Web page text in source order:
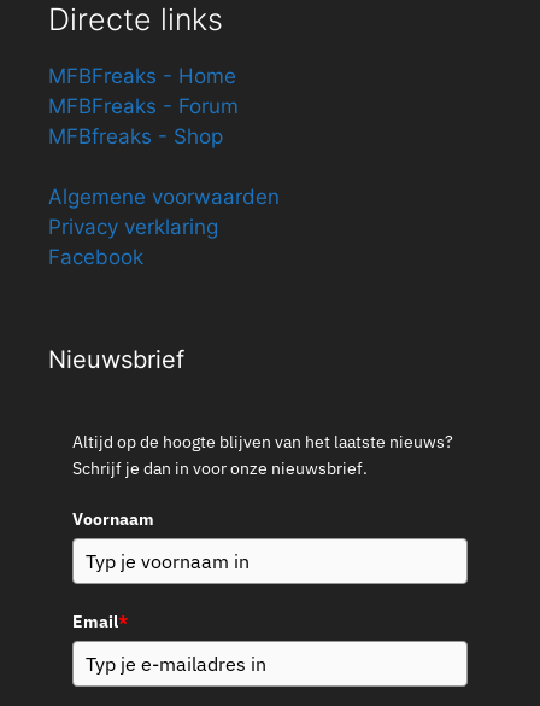
Directe links
MFBFreaks - Home
MFBFreaks - Forum
MFBfreaks - Shop
Algemene voorwaarden
Privacy verklaring
Facebook
Nieuwsbrief
Altijd op de hoogte blijven van het laatste nieuws?
Schrijf je dan in voor onze nieuwsbrief.
Voornaam
Email*